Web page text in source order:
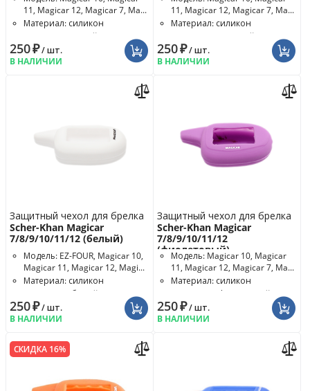
11, Magicar 12, Magicar 7, Ma...
Материал: силикон
Цвет чехла: серый
250₽/ шт.
В НАЛИЧИИ
11, Magicar 12, Magicar 7, Ma...
Материал: силикон
Цвет чехла: зелёный
250₽/ шт.
В НАЛИЧИИ
Защитный чехол для брелка
Scher-Khan Magicar
7/8/9/10/11/12 (белый)
Модель: EZ-FOUR, Magicar 10,
Magicar 11, Magicar 12, Magi...
Материал: силикон
Цвет чехла: белый
250₽/ шт.
В НАЛИЧИИ
Защитный чехол для брелка
Scher-Khan Magicar
7/8/9/10/11/12
(фиолетовый)
Модель: Magicar 10, Magicar
11, Magicar 12, Magicar 7, Ma...
Материал: силикон
Цвет чехла: фиолетовый
250₽/ шт.
В НАЛИЧИИ
СКИДКА 16%